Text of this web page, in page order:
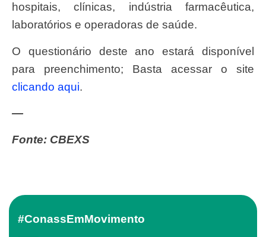
hospitais, clínicas, indústria farmacêutica,
laboratórios e operadoras de saúde.
O questionário deste ano estará disponível
para preenchimento; Basta acessar o site
clicando aqui.
—
Fonte: CBEXS
#ConassEmMovimento